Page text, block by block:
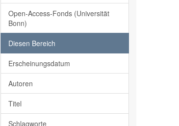
Open-Access-Fonds (Universität
Bonn)
Diesen Bereich
Erscheinungsdatum
Autoren
Titel
Schlagworte